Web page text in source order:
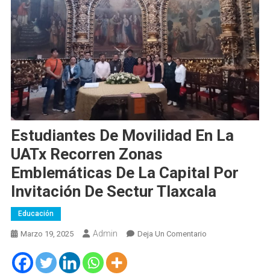
Estudiantes De Movilidad En La
UATx Recorren Zonas
Emblemáticas De La Capital Por
Invitación De Sectur Tlaxcala
Educación
Marzo 19, 2025 Admin Deja Un ComentarioEn